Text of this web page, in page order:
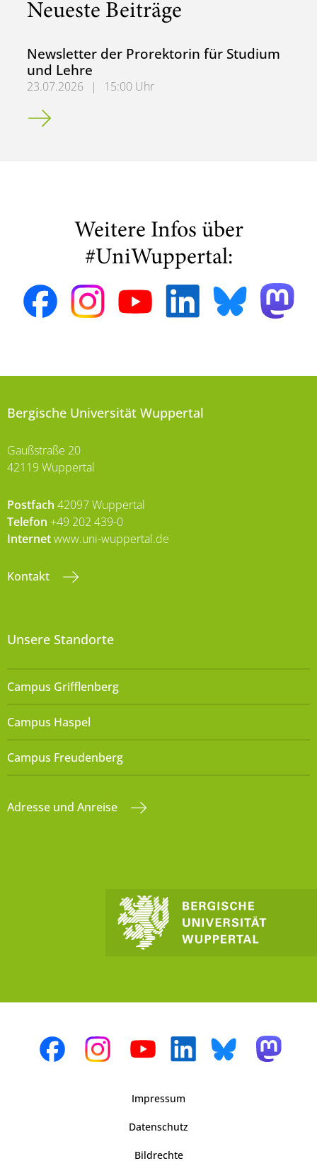
Neueste Beiträge
Newsletter der Prorektorin für Studium
und Lehre
23.07.2026 |
15:00 Uhr
Newsletter der Prorektorin für Studium und Lehre
Weitere Infos über
#UniWuppertal:
Bergische Universität Wuppertal
Gaußstraße 20
42119 Wuppertal
Postfach 42097 Wuppertal
Telefon +49 202 439-0
Internetwww.uni-wuppertal.de
Kontakt
Unsere Standorte
Campus Grifflenberg
Campus Haspel
Campus Freudenberg
Adresse und Anreise
Impressum
Datenschutz
Bildrechte